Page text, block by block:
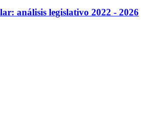
análisis legislativo 2022 - 2026